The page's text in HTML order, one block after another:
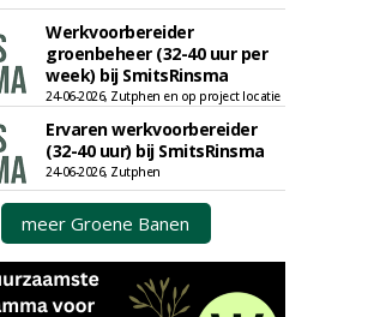
Werkvoorbereider
groenbeheer (32-40 uur per
week) bij SmitsRinsma
24-06-2026, Zutphen en op project locatie
Ervaren werkvoorbereider
(32-40 uur) bij SmitsRinsma
24-06-2026, Zutphen
meer Groene Banen